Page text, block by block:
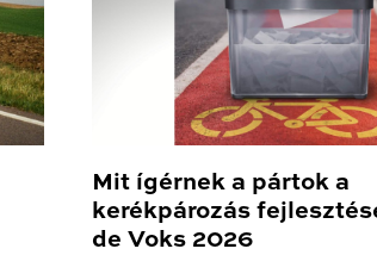
Mit ígérnek a pártok a
kerékpározás
de Voks 2026